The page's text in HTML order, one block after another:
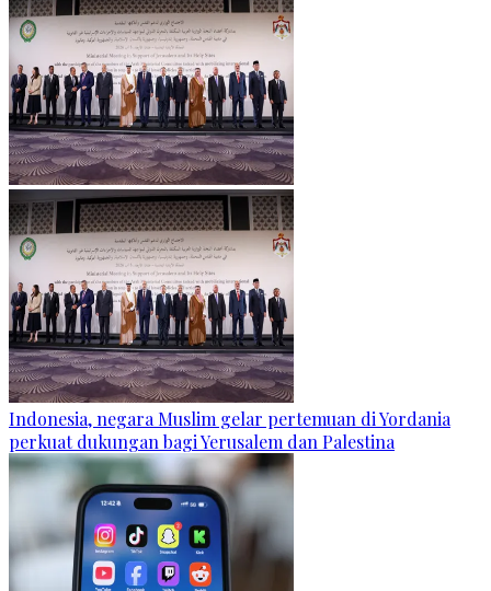
Indonesia, negara Muslim gelar pertemuan di Yordania
perkuat dukungan bagi Yerusalem dan Palestina